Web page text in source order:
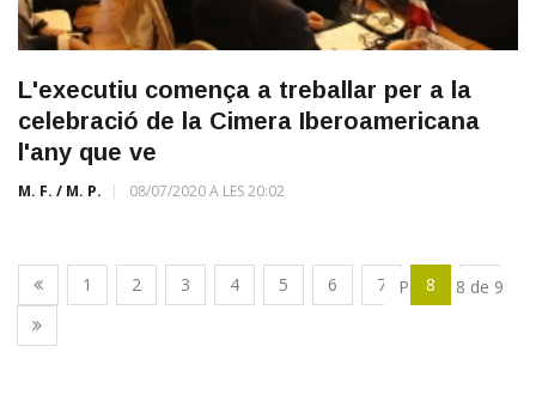
L'executiu comença a treballar per a la
celebració de la Cimera Iberoamericana
l'any que ve
M. F. / M. P. 08/07/2020 A LES 20:02
1 2 3 4 5 6 7 8 9
Pàgina 8 de 9